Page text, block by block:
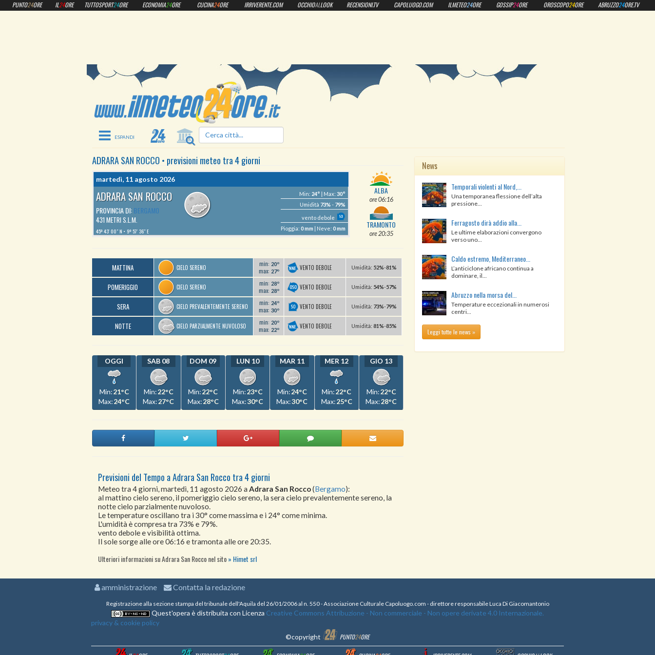
ilmeteo24ore.it
Toggle navigation
ADRARA SAN ROCCO • previsioni meteo tra 4 giorni
martedì, 11 agosto 2026
ADRARA SAN ROCCO
PROVINCIA DI:BERGAMO
431 METRI S.L.M.
45º 43′ 00″ N 9º 57′ 36″ E
Min: 24° | Max:30°
Umidità 73%- 79%
vento debole
Pioggia:0 mm | Neve:0 mm
ALBA
ore 06:16
TRAMONTO
ore 20:35
MATTINA CIELO SERENO min: 20º
max: 27º VENTO DEBOLE Umidità: 52%-81%
POMERIGGIO CIELO SERENO min: 28º
max: 28º VENTO DEBOLE Umidità: 54%-57%
SERA CIELO PREVALENTEMENTE SERENO min: 24º
max: 30º VENTO DEBOLE Umidità: 73%-79%
NOTTE CIELO PARZIALMENTE NUVOLOSO min: 20º
max: 22º VENTO DEBOLE Umidità: 81%-85%
OGGI
Min:21°C
Max:24°C
SAB 08
Min:22°C
Max:27°C
DOM 09
Min:22°C
Max:28°C
LUN 10
Min:23°C
Max:30°C
MAR 11
Min:24°C
Max:30°C
MER 12
Min:22°C
Max:25°C
GIO 13
Min:22°C
Max:28°C
Previsioni del Tempo a Adrara San Rocco tra 4 giorni
Meteo tra 4 giorni, martedì, 11 agosto 2026 a Adrara San Rocco(Bergamo):
al mattino cielo sereno, il pomeriggio cielo sereno, la sera cielo prevalentemente sereno, la
notte cielo parzialmente nuvoloso.
Le temperature oscillano tra i 30° come massima e i 24° come minima.
L'umidità è compresa tra 73% e 79%.
vento debole e visibilità ottima.
Il sole sorge alle ore 06:16 e tramonta alle ore 20:35.
Ulteriori informazioni su Adrara San Rocco nel sito Himet srl
News
Temporali violenti al Nord,...
Una temporanea flessione dell’alta
pressione...
Ferragosto dirà addio alla...
Le ultime elaborazioni convergono
verso uno...
Caldo estremo, Mediterraneo...
L’anticiclone africano continua a
dominare, il...
Abruzzo nella morsa del...
Temperature eccezionali in numerosi
centri...
Leggi tutte le news »
PUNTO24ORE IL24ORE TUTTOSPORT24ORE ECONOMIA24ORE CUCINA24ORE IRRIVERENTE.COM OCCHIOALLOOK RECENSIONI.TV CAPOLUOGO.COM ILMETEO24ORE GOSSIP24ORE OROSCOPO24ORE ABRUZZO24ORE.TV
amministrazione Contatta la redazione
Registrazione alla sezione stampa del tribunale dell'Aquila del 26/01/2006 al n. 550 - Associazione Culturale Capoluogo.com - direttore responsabile Luca Di Giacomantonio
Quest'opera è distribuita con Licenza Creative Commons Attribuzione - Non commerciale - Non opere derivate 4.0 Internazionale.
privacy & cookie policy
©copyright
PUNTO24ORE